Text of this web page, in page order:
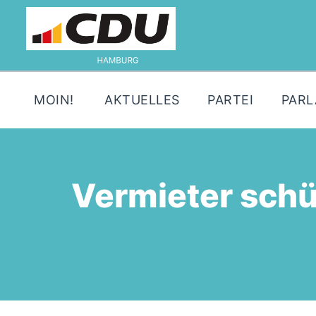
MOIN! AKTUELLES PARTEI
Vermieter